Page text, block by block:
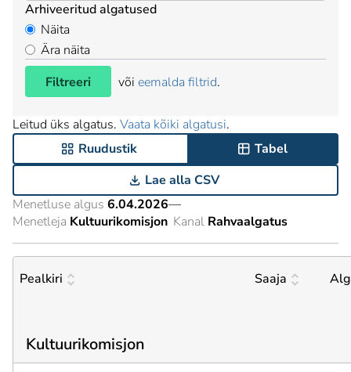
Arhiveeritud algatused
Näita
Ära näita
Filtreeri
või eemalda filtrid.
Leitud üks algatus. Vaata kõiki algatusi.
Ruudustik
Tabel
Lae alla CSV
Menetluse algus 6.04.2026—
Menetleja Kultuurikomisjon Kanal Rahvaalgatus
Pealkiri Saaja
Kultuurikomisjon